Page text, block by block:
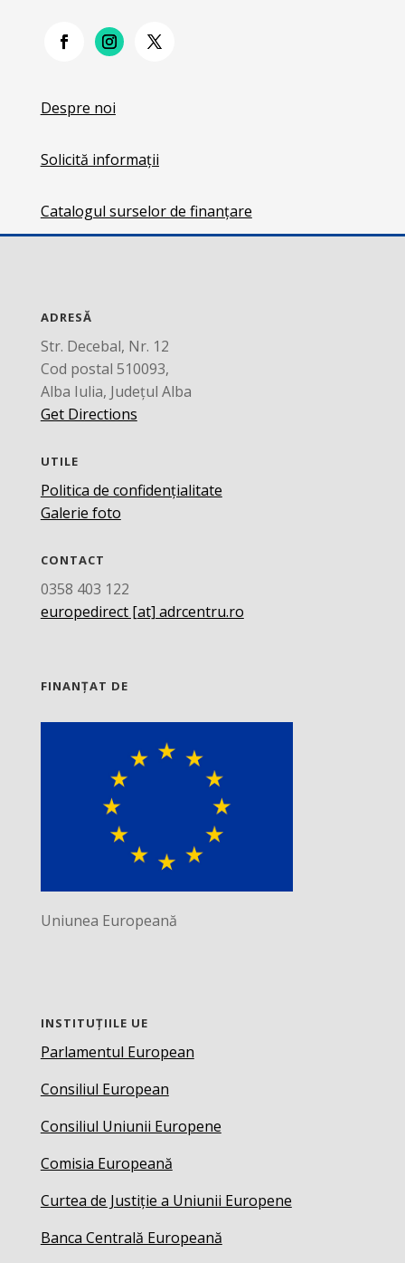
Despre noi
Solicită informații
Catalogul surselor de finanțare
ADRESĂ
Str. Decebal, Nr. 12
Cod postal 510093,
Alba Iulia, Județul Alba
Get Directions
UTILE
Politica de confidențialitate
Galerie foto
CONTACT
0358 403 122
europedirect [at] adrcentru.ro
FINANȚAT DE
Uniunea Europeană
INSTITUȚIILE UE
Parlamentul European
Consiliul European
Consiliul Uniunii Europene
Comisia Europeană
Curtea de Justiție a Uniunii Europene
Banca Centrală Europeană